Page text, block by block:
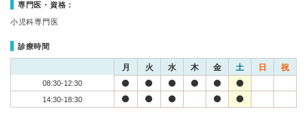
専門医・資格：
小児科専門医
診療時間
月 火 水 木 金 土 日 祝
08:30-12:30
14:30-18:30